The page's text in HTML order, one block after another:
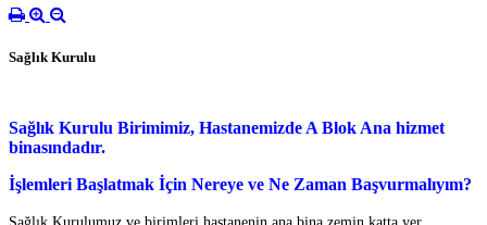
Sağlık Kurulu
Sağlık Kurulu Birimimiz, Hastanemizde A Blok Ana hizmet
binasındadır.
İşlemleri Başlatmak İçin Nereye ve Ne Zaman Başvurmalıyım?